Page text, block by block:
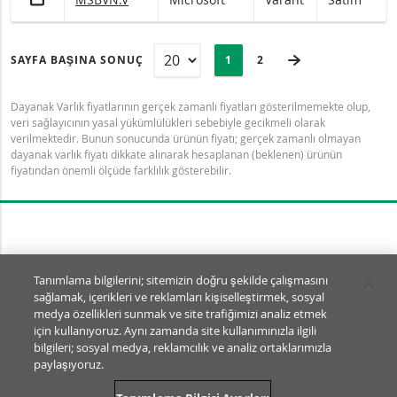
SAYFA BAŞINA SONUÇ
SAYFA
Selected:
PAGE
1 SON SAYFA
2
Dayanak Varlık fiyatlarının gerçek zamanlı fiyatları gösterilmemekte olup,
veri sağlayıcının yasal yükümlülükleri sebebiyle gecikmeli olarak
verilmektedir. Bunun sonucunda ürünün fiyatı; gerçek zamanlı olmayan
dayanak varlık fiyatı dikkate alınarak hesaplanan (beklenen) ürünün
fiyatından önemli ölçüde farklılık gösterebilir.
Tanımlama Bilgisi Ayarları
© BNP Paribas Markets 2026
SSSKullanım Şartları
Yasal Dokümanlar ve AçıklamalarGizlilik
Tanımlama bilgilerini; sitemizin doğru şekilde çalışmasını
sağlamak, içerikleri ve reklamları kişiselleştirmek, sosyal
medya özellikleri sunmak ve site trafiğimizi analiz etmek
için kullanıyoruz. Aynı zamanda site kullanımınızla ilgili
bilgileri; sosyal medya, reklamcılık ve analiz ortaklarımızla
paylaşıyoruz.